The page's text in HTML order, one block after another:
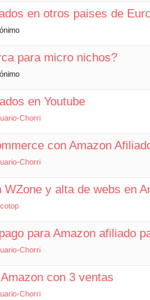
en otros paises de
para micro nichos?
en Youtube
Chorri
con Amazon
Chorri
WZone y alta de webs en
para Amazon afiliado
Chorri
con 3 ventas
Chorri